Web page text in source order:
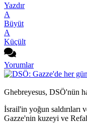
Yazdır
A
Büyüt
A
Küçült
Yorumlar
Ghebreyesus, DSÖ'nün
İsrail'in yoğun saldırıları
Gazze'nin kuzeyi ve